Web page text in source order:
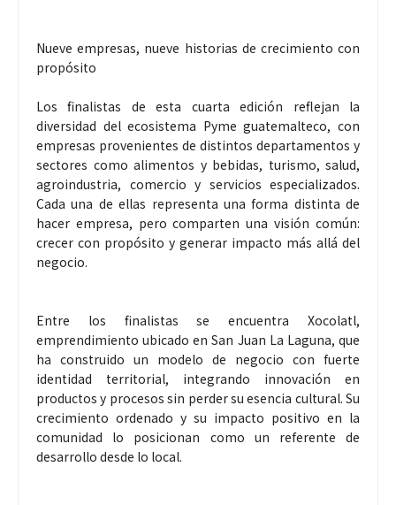
Nueve empresas, nueve historias de crecimiento con
propósito
Los finalistas de esta cuarta edición reflejan la
diversidad del ecosistema Pyme guatemalteco, con
empresas provenientes de distintos departamentos y
sectores como alimentos y bebidas, turismo, salud,
agroindustria, comercio y servicios especializados.
Cada una de ellas representa una forma distinta de
hacer empresa, pero comparten una visión común:
crecer con propósito y generar impacto más allá del
negocio.
Entre los finalistas se encuentra Xocolatl,
emprendimiento ubicado en San Juan La Laguna, que
ha construido un modelo de negocio con fuerte
identidad territorial, integrando innovación en
productos y procesos sin perder su esencia cultural. Su
crecimiento ordenado y su impacto positivo en la
comunidad lo posicionan como un referente de
desarrollo desde lo local.